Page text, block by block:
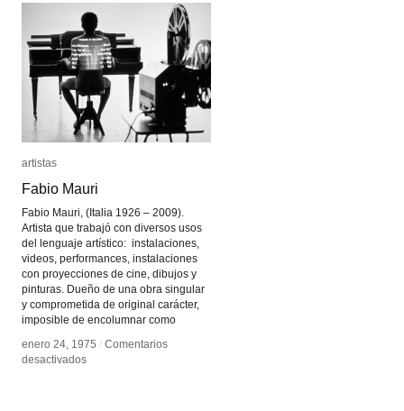
artistas
Fabio Mauri
Fabio Mauri, (Italia 1926 – 2009).
Artista que trabajó con diversos usos
del lenguaje artístico: instalaciones,
videos, performances, instalaciones
con proyecciones de cine, dibujos y
pinturas. Dueño de una obra singular
y comprometida de original carácter,
imposible de encolumnar como
enero 24, 1975 / Comentarios
desactivadosen
artistas
Fabio Mauri
enero 24, 1975 / Comentarios
desactivadosen